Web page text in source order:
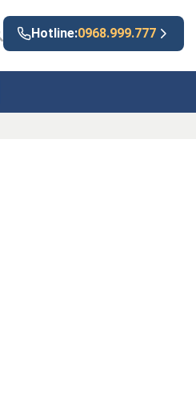
Hotline:0968.999.777